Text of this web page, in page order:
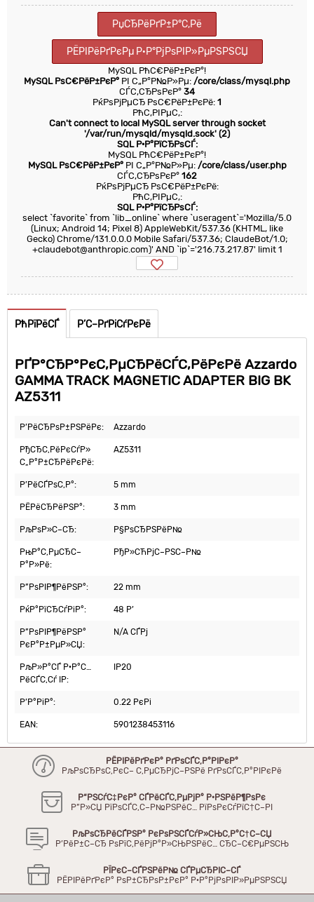
РџСЂРёРґР±Р°С‚Рё
РЁРІРёРґРєРµ Р·Р°РјРѕРІР»РµРЅРЅСЏ
MySQL РћС€РёР±РєР°!
MySQL РѕС€РёР±РєР° РІ С„Р°Р№Р»Рµ: /core/class/mysql.php
СЃС‚СЂРѕРєР° 34
РќРѕРјРµСЂ РѕС€РёР±РєРё: 1
РћС‚РІРµС‚:
Can't connect to local MySQL server through socket
'/var/run/mysqld/mysqld.sock' (2)
SQL Р·Р°РїСЂРѕСЃ:
MySQL РћС€РёР±РєР°!
MySQL РѕС€РёР±РєР°РІ С„Р°Р№Р»Рµ: /core/class/user.php
СЃС‚СЂРѕРєР° 162
РќРѕРјРµСЂ РѕС€РёР±РєРё:
РћС‚РІРµС‚:
SQL Р·Р°РїСЂРѕСЃ:
select `favorite` from `lib_online` where `useragent`='Mozilla/5.0
(Linux; Android 14; Pixel 8) AppleWebKit/537.36 (KHTML, like
Gecko) Chrome/131.0.0.0 Mobile Safari/537.36; ClaudeBot/1.0;
+claudebot@anthropic.com)' AND `ip`='216.73.217.87' limit 1
РћРїРёСЃ Р’С–РґРіСѓРєРё
РҐР°СЂР°РєС‚РµСЂРёСЃС‚РёРєРё Azzardo
GAMMA TRACK MAGNETIC ADAPTER BIG BK
AZ5311
Р’РёСЂРѕР±РЅРёРє: Azzardo
РђСЂС‚РёРєСѓР»
С„Р°Р±СЂРёРєРё:
AZ5311
Р’РёСЃРѕС‚Р°: 5 mm
РЁРёСЂРёРЅР°: 3 mm
РљРѕР»С–СЂ: Р§РѕСЂРЅРёР№
РњР°С‚РµСЂС–
Р°Р»Рё:
РђР»СЋРјС–РЅС–Р№
Р”РѕРІР¶РёРЅР°: 22 mm
РќР°РїСЂСѓРіР°: 48 Р’
Р”РѕРІР¶РёРЅР°
РєР°Р±РµР»СЏ:
N/A СЃРј
РљР»Р°СЃ Р·Р°С…
РёСЃС‚Сѓ IP:
IP20
Р’Р°РіР°: 0.22 РєРі
EAN: 5901238453116
РЁРІРёРґРєР° РґРѕСЃС‚Р°РІРєР°
РљРѕСЂРѕС‚РєС– С‚РµСЂРјС–РЅРё РґРѕСЃС‚Р°РІРєРё
Р“РЅСѓС‡РєР° СЃРёСЃС‚РµРјР° Р·РЅРёР¶РѕРє
Р”Р»СЏ РїРѕСЃС‚С–Р№РЅРёС… РїРѕРєСѓРїС†С–РІ
РљРѕСЂРёСЃРЅР° РєРѕРЅСЃСѓР»СЊС‚Р°С†С–СЏ
Р’РёР±С–СЂ РѕРїС‚РёРјР°Р»СЊРЅРёС… СЂС–С€РµРЅСЊ
РЇРєС–СЃРЅРёР№ СЃРµСЂРІС–СЃ
РЁРІРёРґРєР° РѕР±СЂРѕР±РєР° Р·Р°РјРѕРІР»РµРЅРЅСЏ